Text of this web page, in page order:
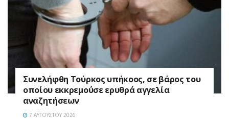
Συνελήφθη Τούρκος υπήκοος, σε βάρος του
οποίου εκκρεμούσε ερυθρά αγγελία
αναζητήσεων
7 ΑΥΓΟΎΣΤΟΥ 2026